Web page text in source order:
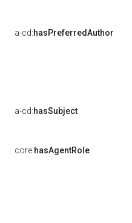
a-cd:hasPreferredAuthor
a-cd:hasSubject
core:hasAgentRole